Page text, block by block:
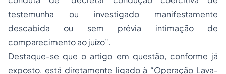
testemunha ou investigado manifestamente
descabida ou sem prévia intimação de
comparecimento ao juízo”.
Destaque-se que o artigo em questão, conforme já
exposto, está diretamente ligado à “Operação Lava-